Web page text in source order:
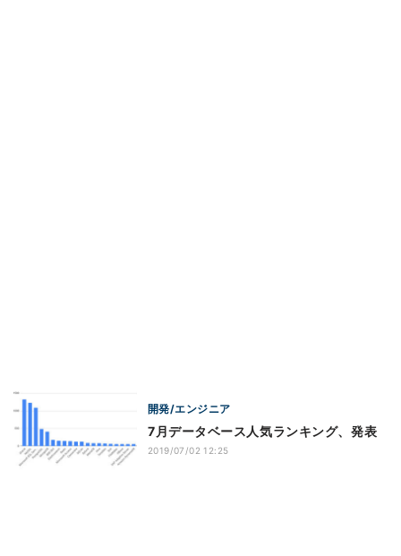
開発/エンジニア
7月データベース人気ランキング、発表
2019/07/02 12:25